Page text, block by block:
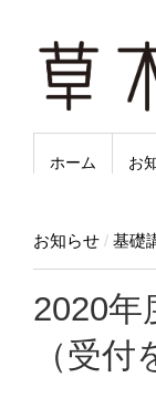
ホーム お
お知らせ / 基礎
2020年
（受付